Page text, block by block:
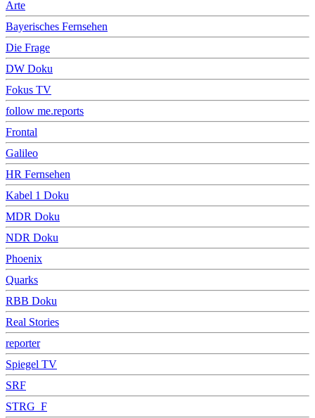
Arte
Bayerisches Fernsehen
Die Frage
DW Doku
Fokus TV
follow me.reports
Frontal
Galileo
HR Fernsehen
Kabel 1 Doku
MDR Doku
NDR Doku
Phoenix
Quarks
RBB Doku
Real Stories
reporter
Spiegel TV
SRF
STRG_F